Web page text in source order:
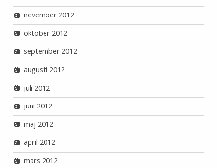
november 2012
oktober 2012
september 2012
augusti 2012
juli 2012
juni 2012
maj 2012
april 2012
mars 2012